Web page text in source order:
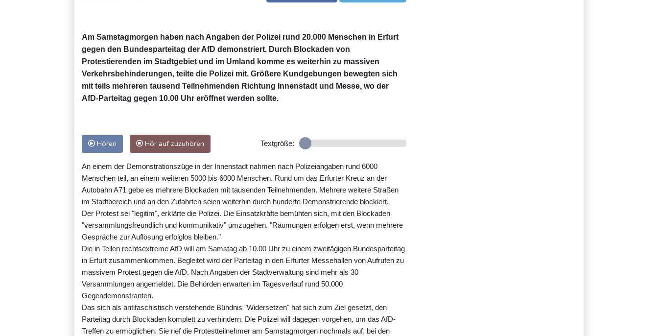
Am Samstagmorgen haben nach Angaben der Polizei rund 20.000 Menschen in Erfurt
gegen den Bundesparteitag der AfD demonstriert. Durch Blockaden von
Protestierenden im Stadtgebiet und im Umland komme es weiterhin zu massiven
Verkehrsbehinderungen, teilte die Polizei mit. Größere Kundgebungen bewegten sich
mit teils mehreren tausend Teilnehmenden Richtung Innenstadt und Messe, wo der
AfD-Parteitag gegen 10.00 Uhr eröffnet werden sollte.
Hören Hör auf zuzuhören Textgröße:
An einem der Demonstrationszüge in der Innenstadt nahmen nach Polizeiangaben rund 6000
Menschen teil, an einem weiteren 5000 bis 6000 Menschen. Rund um das Erfurter Kreuz an der
Autobahn A71 gebe es mehrere Blockaden mit tausenden Teilnehmenden. Mehrere weitere Straßen
im Stadtbereich und an den Zufahrten seien weiterhin durch hunderte Demonstrierende blockiert.
Der Protest sei "legitim", erklärte die Polizei. Die Einsatzkräfte bemühten sich, mit den Blockaden
"versammlungsfreundlich und kommunikativ" umzugehen. "Räumungen erfolgen erst, wenn mehrere
Gespräche zur Auflösung erfolglos bleiben."
Die in Teilen rechtsextreme AfD will am Samstag ab 10.00 Uhr zu einem zweitägigen Bundesparteitag
in Erfurt zusammenkommen. Begleitet wird der Parteitag in den Erfurter Messehallen von Aufrufen zu
massivem Protest gegen die AfD. Nach Angaben der Stadtverwaltung sind mehr als 30
Versammlungen angemeldet. Die Behörden erwarten im Tagesverlauf rund 50.000
Gegendemonstranten.
Das sich als antifaschistisch verstehende Bündnis "Widersetzen" hat sich zum Ziel gesetzt, den
Parteitag durch Blockaden komplett zu verhindern. Die Polizei will dagegen vorgehen, um das AfD-
Treffen zu ermöglichen. Sie rief die Protestteilnehmer am Samstagmorgen nochmals auf, bei den